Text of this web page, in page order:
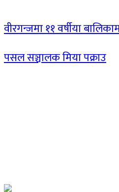
वीरगन्जमा ११ वर्षीया
पसल सञ्चालक मिया पक्राउ